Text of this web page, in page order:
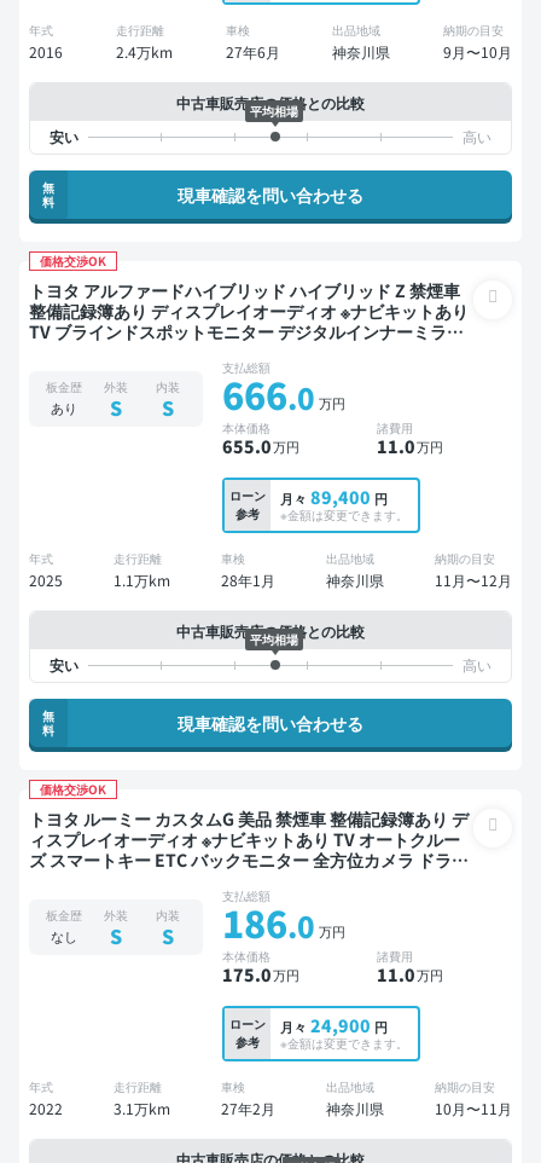
年式
2016
走行距離
2.4万km
車検
27年6月
出品地域
神奈川県
納期の目安
9月〜10月
中古車販売店の価格との比較
平均相場
無
料
現車確認を問い合わせる
価格交渉OK
トヨタ アルファードハイブリッド ハイブリッド Z 禁煙車
整備記録簿あり ディスプレイオーディオ ※ナビキットあり
TV ブラインドスポットモニター デジタルインナーミラー
電動バックドア バックモニター 全方位カメラ 衝突軽減 7
人乗り
板金歴
あり
外装
S
内装
S
支払総額
666.0 万円
本体価格
655.0万円
諸費用
11.0万円
ローン
参考
月々 89,400 円
※金額は変更できます。
年式
2025
走行距離
1.1万km
車検
28年1月
出品地域
神奈川県
納期の目安
11月〜12月
中古車販売店の価格との比較
平均相場
無
料
現車確認を問い合わせる
価格交渉OK
トヨタ ルーミー カスタムG 美品 禁煙車 整備記録簿あり デ
ィスプレイオーディオ ※ナビキットあり TV オートクルー
ズ スマートキー ETC バックモニター 全方位カメラ ドライ
板金歴
なし
外装
S
内装
S
支払総額
186.0 万円
本体価格
175.0万円
諸費用
11.0万円
ローン
参考
月々 24,900 円
※金額は変更できます。
年式
2022
走行距離
3.1万km
車検
27年2月
出品地域
神奈川県
納期の目安
10月〜11月
中古車販売店の価格との比較